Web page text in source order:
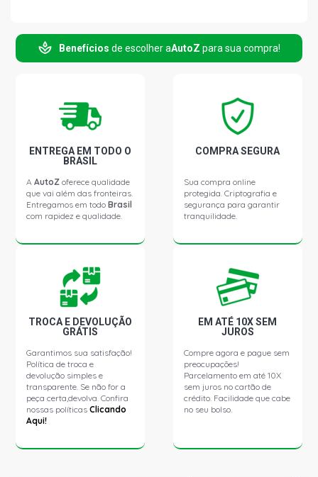
Benefícios de escolher aAutoZ para sua compra!
ENTREGA EM TODO O
BRASIL
AAutoZ oferece qualidade
que vai além das fronteiras.
Entregamos em todoBrasil
com rapidez e qualidade.
COMPRA SEGURA
Sua compra online
protegida. Criptografia e
segurança para garantir
tranquilidade.
TROCA E DEVOLUÇÃO
GRÁTIS
Garantimos sua satisfação!
Política de troca e
devolução simples e
transparente. Se não for a
peça certa,devolva. Confira
nossas políticasClicando
Aqui!
EM ATÉ 10X SEM
JUROS
Compre agora e pague sem
preocupações!
Parcelamento em até 10X
sem juros no cartão de
crédito. Facilidade que cabe
no seu bolso.